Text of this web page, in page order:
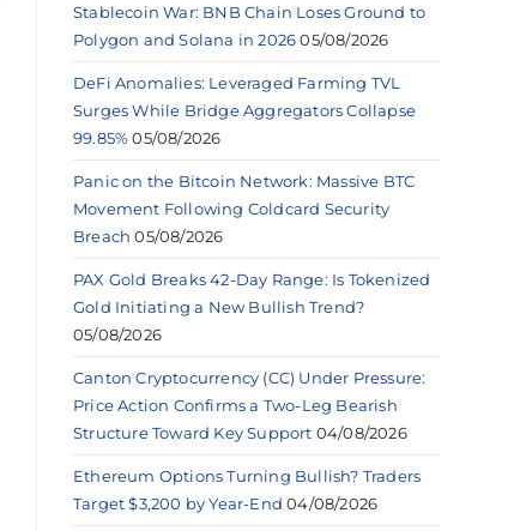
Stablecoin War: BNB Chain Loses Ground to
Polygon and Solana in 2026 05/08/2026
DeFi Anomalies: Leveraged Farming TVL
Surges While Bridge Aggregators Collapse
99.85% 05/08/2026
Panic on the Bitcoin Network: Massive BTC
Movement Following Coldcard Security
Breach 05/08/2026
PAX Gold Breaks 42-Day Range: Is Tokenized
Gold Initiating a New Bullish Trend?
05/08/2026
Canton Cryptocurrency (CC) Under Pressure:
Price Action Confirms a Two-Leg Bearish
Structure Toward Key Support 04/08/2026
Ethereum Options Turning Bullish? Traders
Target $3,200 by Year-End 04/08/2026